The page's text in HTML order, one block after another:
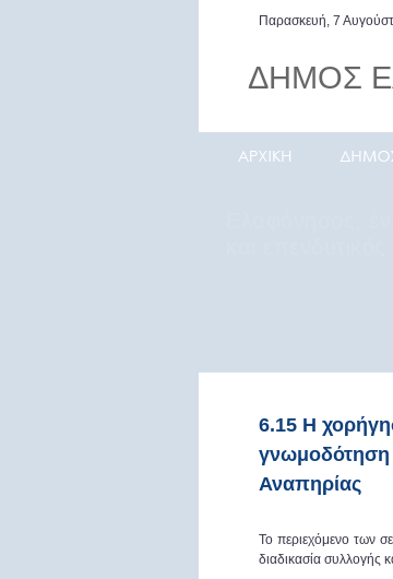
Παρασκευή, 7
ΔΗΜΟΣ
6.15 Η
γνωμοδότηση
Αναπηρίας
Το περιεχόμενο των
διαδικασία συλλογής